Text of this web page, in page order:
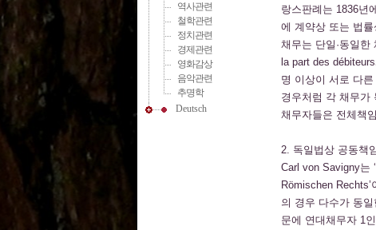
역사관련
철학관련
정치관련
경제관련
영화감상
음악관련
추명학
Deutsch
랑스판례는 1836년
에 계약상 또는 법
채무는 단일·동일
la part des
명 이상이 서로 다
경우처럼 각 채무가
채무자들은 전체책
2. 독일법상 공동책
Carl von Savigny는
Römischen
의 경우 다수가 동
문에 연대채무자 1